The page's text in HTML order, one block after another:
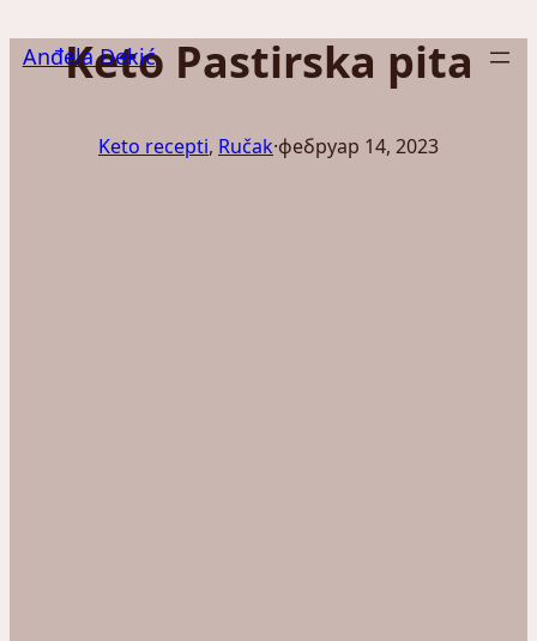
на
Anđela Đekić
Keto Pastirska pita
Keto recepti, Ručak·фебруар 14, 2023